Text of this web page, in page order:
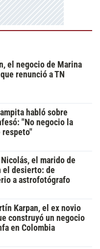
el negocio de Marina
renunció a TN
habló sobre
"No negocio la
respeto"
el marido de
el desierto: de
a astrofotógrafo
Karpan, el ex novio
construyó un negocio
en Colombia